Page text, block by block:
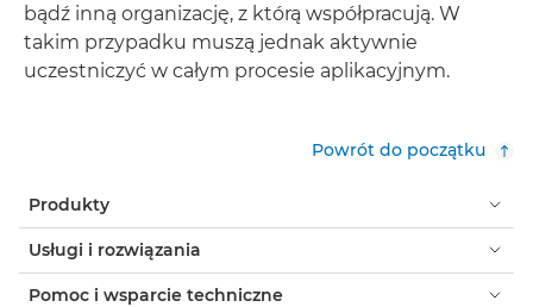
bądź inną organizację, z którą współpracują. W
takim przypadku muszą jednak aktywnie
uczestniczyć w całym procesie aplikacyjnym.
Powrót do początku
Produkty
Usługi i rozwiązania
Pomoc i wsparcie techniczne